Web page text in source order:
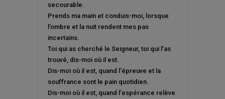
secourable.
Prends ma main et conduis-moi, lorsque
l’ombre et la nuit rendent mes pas
incertains.
Toi qui as cherché le Seigneur, toi qui l’as
trouvé, dis-moi où il est.
Dis-moi où il est, quand l’épreuve et la
souffrance sont le pain quotidien.
Dis-moi où il est, quand l’espérance relève